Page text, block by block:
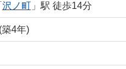
沢ノ町」駅 徒歩14分
4年)